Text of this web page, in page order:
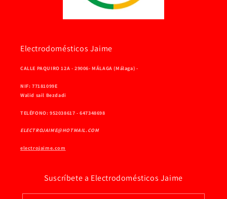
Electrodomésticos Jaime
CALLE PAQUIRO 12A - 29006- MÁLAGA (Málaga) -
NIF: 77181099E
Walid sail Bezdadi
TELÉFONO: 952038617 - 647348698
ELECTROJAIME@HOTMAIL.COM
electrojaime.com
Suscríbete a Electrodomésticos Jaime